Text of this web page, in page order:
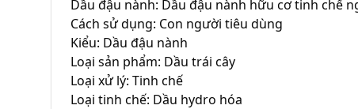
Dầu đậu nành: Dầu đậu nành hữu cơ tinh chế
Cách sử dụng: Con người tiêu dùng
Kiểu: Dầu đậu nành
Loại sản phẩm: Dầu trái cây
Loại xử lý: Tinh chế
Loại tinh chế: Dầu hydro hóa